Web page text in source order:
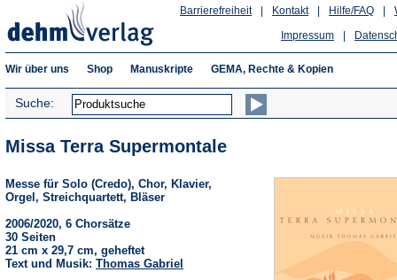
Hilfe/FAQ
Kontakt
Barrierefreiheit
Impressum
Wir über uns Shop Manuskripte GEMA, Rechte & Kopien
Suche:
Missa Terra Supermontale
Messe für Solo (Credo), Chor, Klavier,
Orgel, Streichquartett, Bläser
2006/2020, 6 Chorsätze
30 Seiten
21 cm x 29,7 cm, geheftet
Text und Musik: Thomas Gabriel